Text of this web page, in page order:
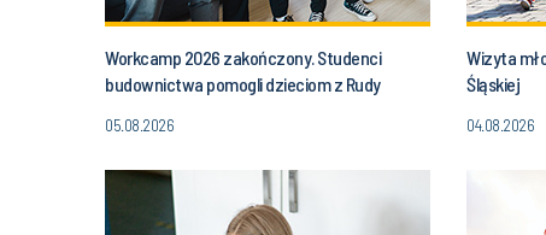
Workcamp 2026 zakończony. Studenci
budownictwa pomogli dzieciom z Rudy
05.08.2026
Wizyta
Śląskiej
04.08.2026